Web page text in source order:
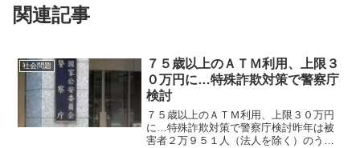
関連記事
社会問題
７５歳以上のＡＴＭ利用、上限３
０万円に…特殊詐欺対策で警察庁
検討
７５歳以上のＡＴＭ利用、上限３０万円
に…特殊詐欺対策で警察庁検討昨年は被
害者２万９５１人（法人を除く）のう